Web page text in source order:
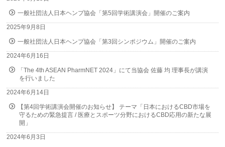
一般社団法人日本ヘンプ協会「第5回学術講演会」開催のご案内
2025年9月8日
一般社団法人日本ヘンプ協会「第3回シンポジウム」開催のご案内
2024年6月16日
「The 4th ASEAN PharmNET 2024」にて当協会 佐藤 均 理事長が講演
を行いました
2024年6月14日
【第4回学術講演会開催のお知らせ】 テーマ「日本におけるCBD市場を
守るための緊急提言 / 医療とスポーツ分野におけるCBD応用の新たな展
開」
2024年6月3日